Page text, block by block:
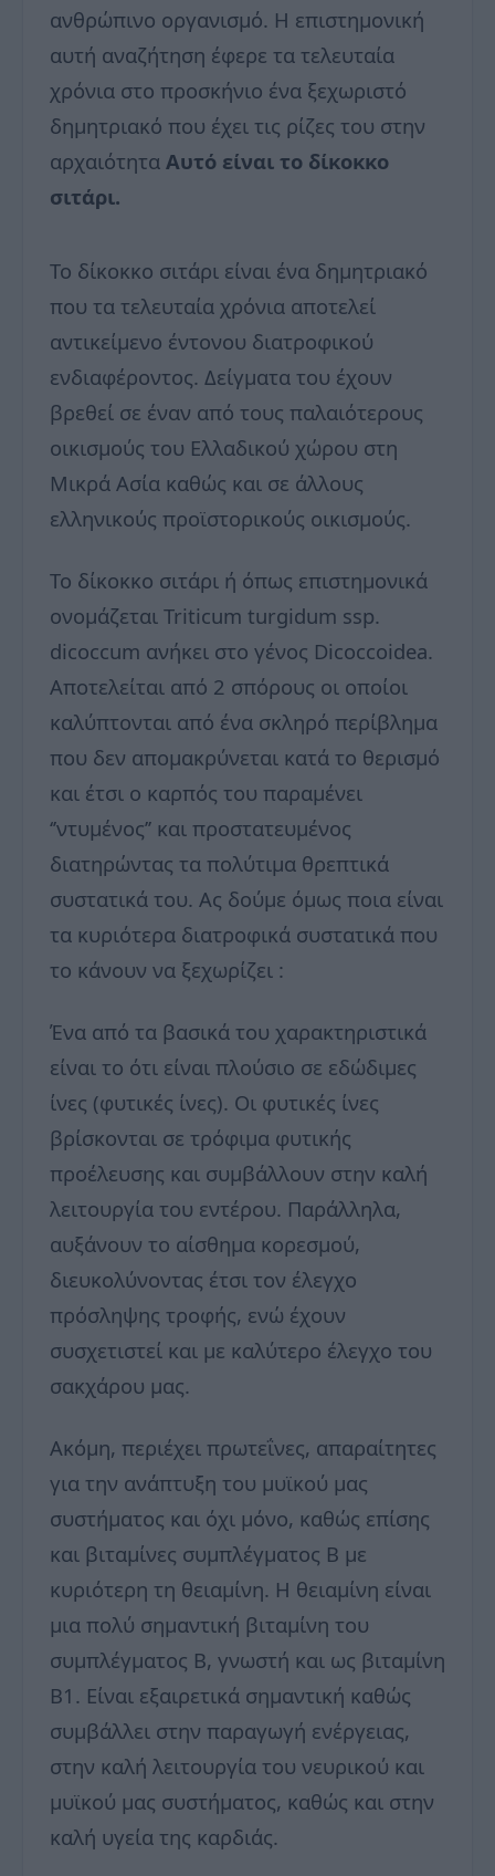
ανθρώπινο οργανισμό. Η επιστημονική
αυτή αναζήτηση έφερε τα τελευταία
χρόνια στο προσκήνιο ένα ξεχωριστό
δημητριακό που έχει τις ρίζες του στην
αρχαιότητα Αυτό είναι το δίκοκκο
σιτάρι.
Το δίκοκκο σιτάρι είναι ένα δημητριακό
που τα τελευταία χρόνια αποτελεί
αντικείμενο έντονου διατροφικού
ενδιαφέροντος. Δείγματα του έχουν
βρεθεί σε έναν από τους παλαιότερους
οικισμούς του Ελλαδικού χώρου στη
Μικρά Ασία καθώς και σε άλλους
ελληνικούς προϊστορικούς οικισμούς.
Το δίκοκκο σιτάρι ή όπως επιστημονικά
ονομάζεται Triticum turgidum ssp.
dicoccum ανήκει στο γένος Dicoccoidea.
Αποτελείται από 2 σπόρους οι οποίοι
καλύπτονται από ένα σκληρό περίβλημα
που δεν απομακρύνεται κατά το θερισμό
και έτσι ο καρπός του παραμένει
‘’ντυμένος’’ και προστατευμένος
διατηρώντας τα πολύτιμα θρεπτικά
συστατικά του. Ας δούμε όμως ποια είναι
τα κυριότερα διατροφικά συστατικά που
το κάνουν να ξεχωρίζει :
Ένα από τα βασικά του χαρακτηριστικά
είναι το ότι είναι πλούσιο σε εδώδιμες
ίνες (φυτικές ίνες). Οι φυτικές ίνες
βρίσκονται σε τρόφιμα φυτικής
προέλευσης και συμβάλλουν στην καλή
λειτουργία του εντέρου. Παράλληλα,
αυξάνουν το αίσθημα κορεσμού,
διευκολύνοντας έτσι τον έλεγχο
πρόσληψης τροφής, ενώ έχουν
συσχετιστεί και με καλύτερο έλεγχο του
σακχάρου μας.
Ακόμη, περιέχει πρωτεΐνες, απαραίτητες
για την ανάπτυξη του μυϊκού μας
συστήματος και όχι μόνο, καθώς επίσης
και βιταμίνες συμπλέγματος Β με
κυριότερη τη θειαμίνη. Η θειαμίνη είναι
μια πολύ σημαντική βιταμίνη του
συμπλέγματος Β, γνωστή και ως βιταμίνη
Β1. Είναι εξαιρετικά σημαντική καθώς
συμβάλλει στην παραγωγή ενέργειας,
στην καλή λειτουργία του νευρικού και
μυϊκού μας συστήματος, καθώς και στην
καλή υγεία της καρδιάς.